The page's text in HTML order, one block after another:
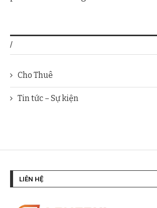
/
Cho Thuê
Tin tức – Sự kiện
LIÊN HỆ